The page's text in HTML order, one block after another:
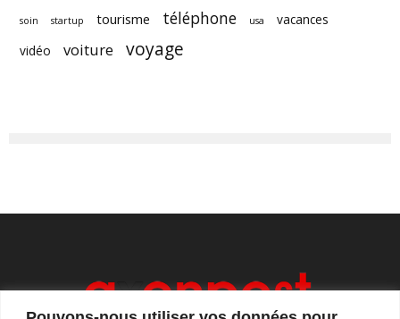
soin startup tourisme téléphone usa
vacances
vidéo
voiture voyage